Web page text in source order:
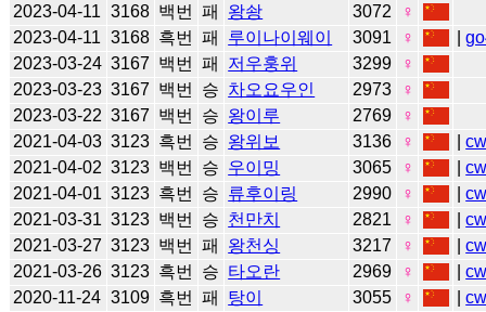
2023-04-11 3168 백번 패 왕솽 3072
♀
2023-04-11 3168 흑번 패 루이나이웨이 3091 ♀ |
2023-03-24 3167 백번 패 저우훙위 3299
♀
2023-03-23 3167 백번 승 차오요우인 2973
♀
2023-03-22 3167 백번 승 왕이루 2769
♀
2021-04-03 3123 흑번 승 왕위보 3136 ♀ |
2021-04-02 3123 백번 승 우이밍 3065 ♀ |
2021-04-01 3123 흑번 승 류후이링 2990 ♀ |
2021-03-31 3123 백번 승 천만치 2821 ♀ |
2021-03-27 3123 백번 패 왕천싱 3217 ♀ |
2021-03-26 3123 흑번 승 타오란 2969 ♀ |
2020-11-24 3109 흑번 패 탕이 3055 ♀ |